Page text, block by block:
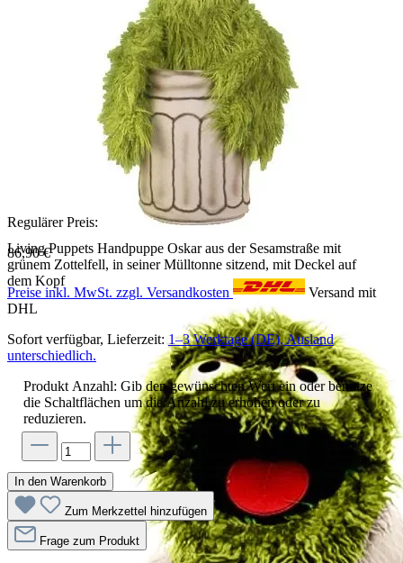
Living Puppets Handpuppe Oskar aus der Sesamstraße mit
grünem Zottelfell, in seiner Mülltonne sitzend, mit Deckel auf
dem Kopf
Regulärer Preis:
86,90 €
Preise inkl. MwSt. zzgl. Versandkosten
Versand mit
DHL
Sofort verfügbar, Lieferzeit: 1–3 Werktage (DE), Ausland
unterschiedlich.
Produkt Anzahl: Gib den gewünschten Wert ein oder benutze
die Schaltflächen um die Anzahl zu erhöhen oder zu
reduzieren.
In den Warenkorb
Zum Merkzettel hinzufügen
Frage zum Produkt